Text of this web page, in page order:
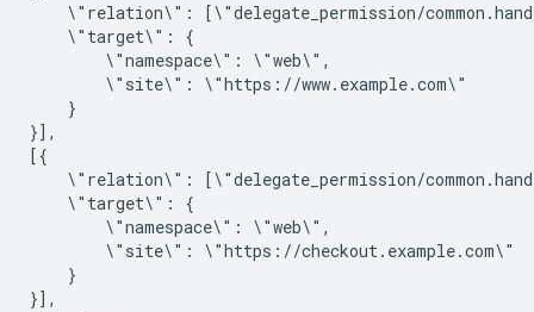
\"relation\":
\"target\":
\"namespace\":
\"site\":
}
}],
\"relation\":
\"target\":
\"namespace\":
\"site\":
}
}],